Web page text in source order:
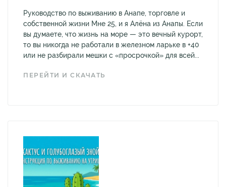
Руководство по выживанию в Анапе, торговле и
собственной жизни Мне 25, и я Алёна из Анапы. Если
вы думаете, что жизнь на море — это вечный курорт,
то вы никогда не работали в железном ларьке в +40
или не разбирали мешки с «просрочкой» для всей...
ПЕРЕЙТИ И СКАЧАТЬ